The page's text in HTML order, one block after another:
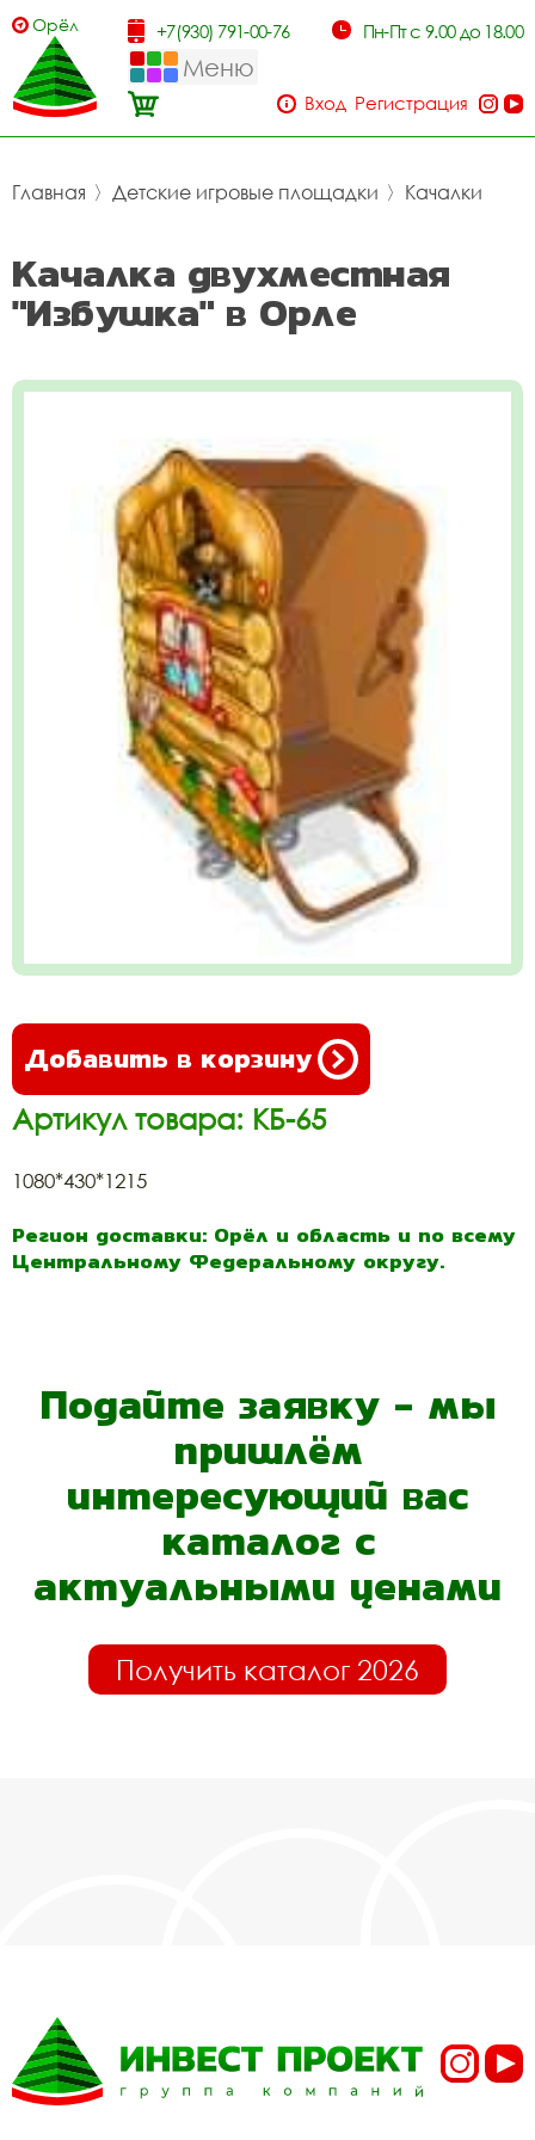
Орёл +7(930) 791-00-76 Пн-Пт с 9.00 до 18.00
Меню
Вход Регистрация
Главная 〉 Детские игровые площадки 〉 Качалки
Качалка двухместная
"Избушка" в Орле
Добавить в корзину
Артикул товара: КБ-65
1080*430*1215
Регион доставки: Орёл и область и по всему
Центральному Федеральному округу.
Подайте заявку - мы
пришлём
интересующий вас
каталог с
актуальными ценами
Получить каталог 2026